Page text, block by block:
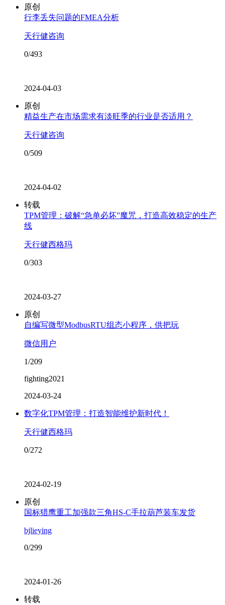
原创
行李丢失问题的FMEA分析
天行健咨询
0/493
2024-04-03
原创
精益生产在市场需求有淡旺季的行业是否适用？
天行健咨询
0/509
2024-04-02
转载
TPM管理：破解“急单必坏”魔咒，打造高效稳定的生产
线
天行健西格玛
0/303
2024-03-27
原创
自编写微型ModbusRTU组态小程序，供把玩
微信用户
1/209
fighting2021
2024-03-24
数字化TPM管理：打造智能维护新时代！
天行健西格玛
0/272
2024-02-19
原创
国标猎鹰重工加强款三角HS-C手拉葫芦装车发货
bjlieying
0/299
2024-01-26
转载